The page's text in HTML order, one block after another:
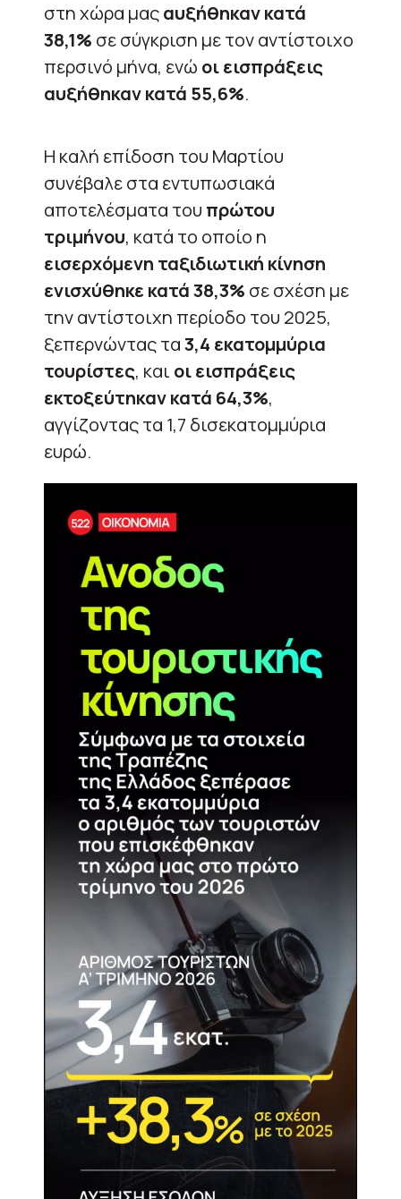
στη χώρα μαςαυξήθηκαν κατά
38,1% σε σύγκριση με τον αντίστοιχο
περσινό μήνα, ενώ οι εισπράξεις
αυξήθηκαν κατά 55,6%.
Η καλή επίδοση του Μαρτίου
συνέβαλε στα εντυπωσιακά
αποτελέσματα του πρώτου
τριμήνου, κατά το οποίο η
εισερχόμενη ταξιδιωτική κίνηση
ενισχύθηκε κατά 38,3% σε σχέση με
την αντίστοιχη περίοδο του 2025,
ξεπερνώντας τα3,4 εκατομμύρια
τουρίστες, και οι εισπράξεις
εκτοξεύτηκαν κατά 64,3%,
αγγίζοντας τα 1,7 δισεκατομμύρια
ευρώ.